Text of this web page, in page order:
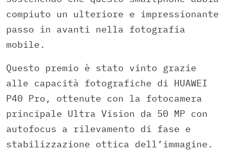
compiuto un ulteriore e impressionante
passo in avanti nella fotografia
mobile.
Questo premio è stato vinto grazie
alle capacità fotografiche di HUAWEI
P40 Pro, ottenute con la fotocamera
principale Ultra Vision da 50 MP con
autofocus a rilevamento di fase e
stabilizzazione ottica dell’immagine.